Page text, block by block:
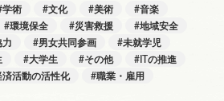
学術 文化 美術
音楽
環境保全 災害救援
地域安全
力 男女共同参画
未就学児
大学生 その他
ITの推進
済活動の活性化
職業・雇用